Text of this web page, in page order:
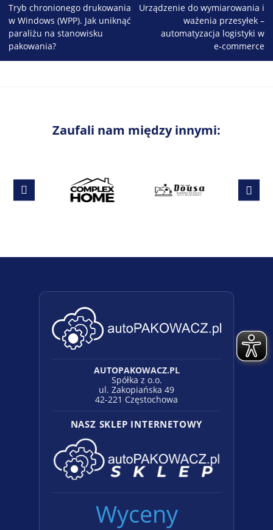
Nawigacja
wpisu
Tryb chronionego drukowania
w Windows (WPP). Jak uniknąć
paraliżu na stanowisku
pakowania?
Urządzenie do wymiarowania i
ważenia przesyłek –
automatyzacja logistyki w
e‑commerce
Zaufali nam między innymi:
AUTOPAKOWACZ.PL
Spółka z o.o.
ul. Zakopiańska 49
42-221 Częstochowa
NASZ SKLEP INTERNETOWY
Wyceny